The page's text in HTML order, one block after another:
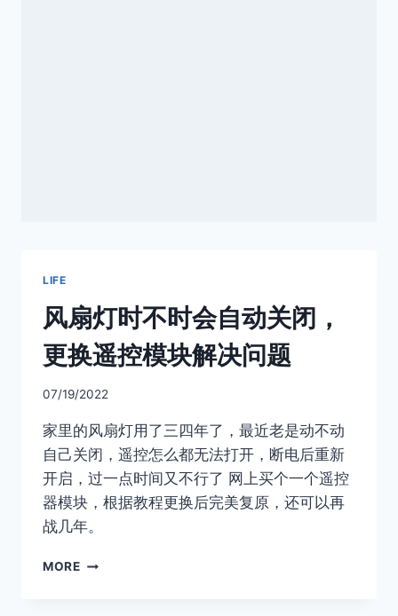
LIFE
风扇灯时不时会自动关闭，
更换遥控模块解决问题
07/19/2022
家里的风扇灯用了三四年了，最近老是动不动
自己关闭，遥控怎么都无法打开，断电后重新
开启，过一点时间又不行了 网上买个一个遥控
器模块，根据教程更换后完美复原，还可以再
战几年。
MORE风